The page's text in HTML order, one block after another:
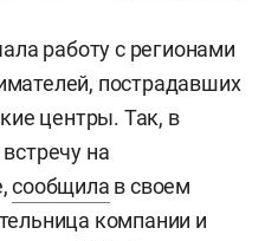
работу с регионами
пострадавших
центры. Так, в
на
сообщила в своем
компании и